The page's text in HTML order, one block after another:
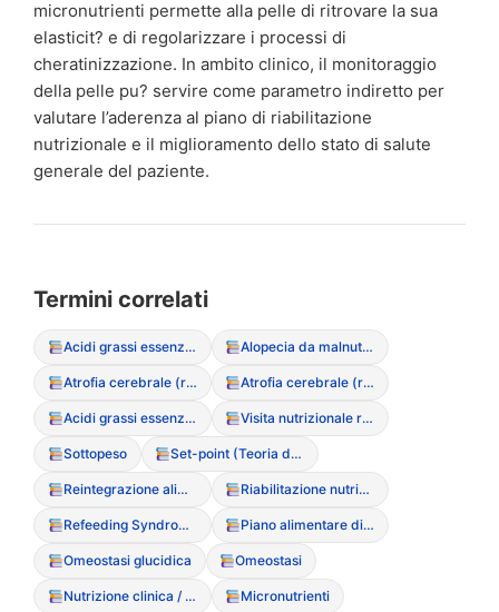
micronutrienti permette alla pelle di ritrovare la sua
elasticit? e di regolarizzare i processi di
cheratinizzazione. In ambito clinico, il monitoraggio
della pelle pu? servire come parametro indiretto per
valutare l’aderenza al piano di riabilitazione
nutrizionale e il miglioramento dello stato di salute
generale del paziente.
Termini correlati
Acidi grassi essenziali Alopecia da malnutrizione
Atrofia cerebrale (reversibile) Atrofia cerebrale (reversibile)
Acidi grassi essenziali Visita nutrizionale riabilitativa
Sottopeso Set-point (Teoria del peso naturale)
Reintegrazione alimentare Riabilitazione nutrizionale (fasi della)
Refeeding Syndrome (Sindrome da rialimentazione) Piano alimentare di riabilitazione
Omeostasi glucidica Omeostasi
Nutrizione clinica / artificiale (SNG/PEG) Micronutrienti